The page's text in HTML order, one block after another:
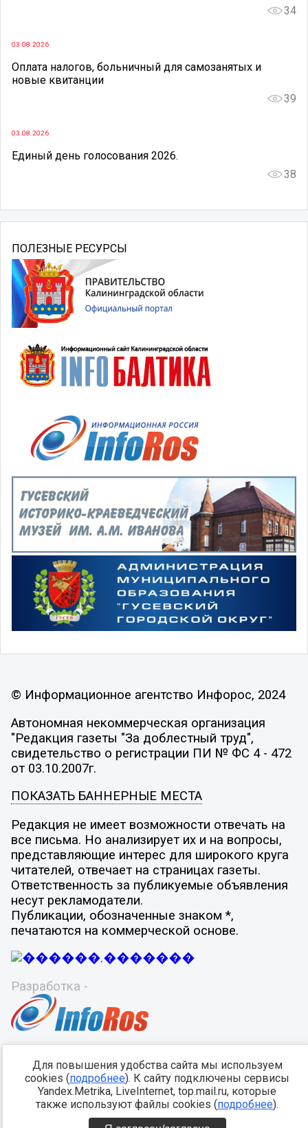
34
03.08.2026
Оплата налогов, больничный для самозанятых и
новые квитанции
39
03.08.2026
Единый день голосования 2026.
38
ПОЛЕЗНЫЕ РЕСУРСЫ
© Информационное агентство Инфорос, 2024
Автономная некоммерческая организация
"Редакция газеты "За доблестный труд",
свидетельство о регистрации ПИ № ФС 4 - 472
от 03.10.2007г.
ПОКАЗАТЬ БАННЕРНЫЕ МЕСТА
Редакция не имеет возможности отвечать на
все письма. Но анализирует их и на вопросы,
представляющие интерес для широкого круга
читателей, отвечает на страницах газеты.
Ответственность за публикуемые объявления
несут рекламодатели.
Публикации, обозначенные знаком *,
печатаются на коммерческой основе.
Разработка -
Для повышения удобства сайта мы используем
cookies (подробнее). К сайту подключены сервисы
Yandex.Metrika, LiveInternet, top.mail.ru, которые
также используют файлы cookies (подробнее).